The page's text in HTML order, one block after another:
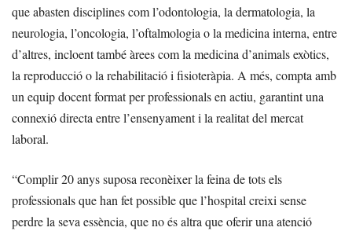
que abasten disciplines com l’odontologia, la dermatologia, la
neurologia, l’oncologia, l’oftalmologia o la medicina interna, entre
d’altres, incloent també àrees com la medicina d’animals exòtics,
la reproducció o la rehabilitació i fisioteràpia. A més, compta amb
un equip docent format per professionals en actiu, garantint una
connexió directa entre l’ensenyament i la realitat del mercat
laboral.
“Complir 20 anys suposa reconèixer la feina de tots els
professionals que han fet possible que l’hospital creixi sense
perdre la seva essència, que no és altra que oferir una atenció